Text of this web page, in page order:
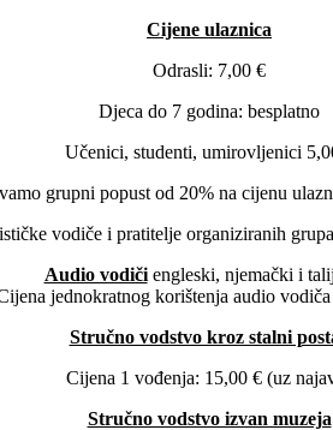
Cijene ulaznica
Odrasli: 7,00 €
Djeca do 7 godina: besplatno
Učenici, studenti, umirovljenici
grupni popust od 20% na cijenu
vodiče i pratitelje organiziranih
Audio vodičiengleski, njemački i
jednokratnog korištenja audio
Stručno vodstvo kroz stalni
Cijena 1 vođenja: 15,00 € (uz
Stručno vodstvo izvan muzeja